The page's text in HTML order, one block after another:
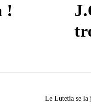
!
Le Lutetia se la